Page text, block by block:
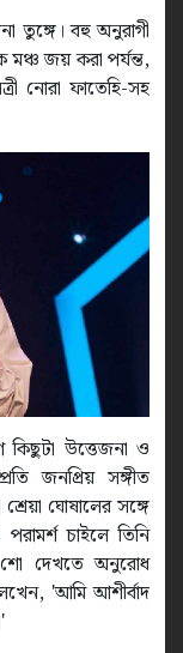
তুঙ্গে। বহু অনুরাগী
মঞ্চ জয় করা পর্যন্ত,
নোরা ফাতেহি-সহ
কিছুটা উত্তেজনা ও
জনপ্রিয় সঙ্গীত
ঘোষালের সঙ্গে
চাইলে তিনি
শো দেখতে অনুরোধ
'আমি আশীর্বাদ